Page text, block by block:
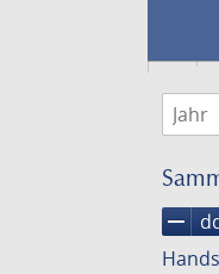
1474
remove